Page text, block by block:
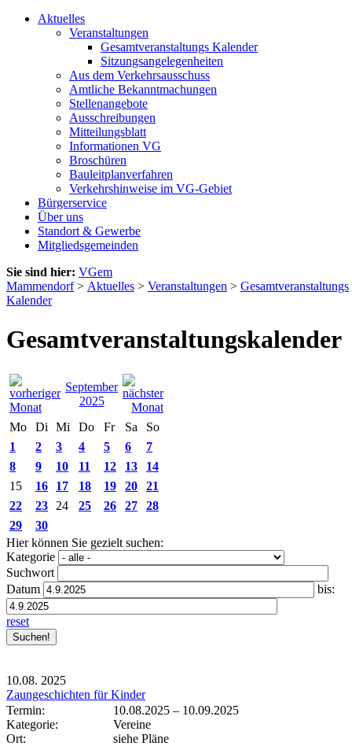
Aktuelles
Veranstaltungen
Gesamtveranstaltungs Kalender
Sitzungsangelegenheiten
Aus dem Verkehrsausschuss
Amtliche Bekanntmachungen
Stellenangebote
Ausschreibungen
Mitteilungsblatt
Informationen VG
Broschüren
Bauleitplanverfahren
Verkehrshinweise im VG-Gebiet
Bürgerservice
Über uns
Standort & Gewerbe
Mitgliedsgemeinden
Sie sind hier: VGem
Mammendorf> Aktuelles > Veranstaltungen > Gesamtveranstaltungs
Kalender
Gesamtveranstaltungskalender
September
2025
Mo
Di Mi Do Fr Sa
So
1
2 3 4 5 6
7
8
9 10 11 12 13
14
15
16 17 18 19 20
21
22
23 24 25 26 27
28
29
30
Hier können Sie gezielt suchen:
Kategorie
Suchwort
Datum
bis:
reset
10.08. 2025
Zaungeschichten für Kinder
Termin:
10.08.2025 – 10.09.2025
Kategorie:
Vereine
Ort:
siehe Pläne